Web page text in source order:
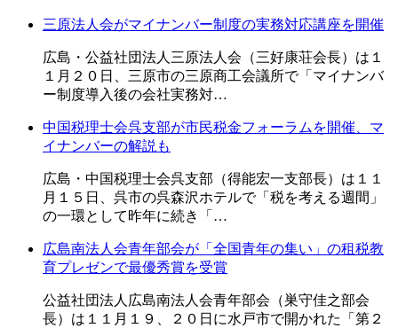
三原法人会がマイナンバー制度の実務対応講座を開催
広島・公益社団法人三原法人会（三好康荘会長）は１
１月２０日、三原市の三原商工会議所で「マイナンバ
ー制度導入後の会社実務対…
中国税理士会呉支部が市民税金フォーラムを開催、マ
イナンバーの解説も
広島・中国税理士会呉支部（得能宏一支部長）は１１
月１５日、呉市の呉森沢ホテルで「税を考える週間」
の一環として昨年に続き「…
広島南法人会青年部会が「全国青年の集い」の租税教
育プレゼンで最優秀賞を受賞
公益社団法人広島南法人会青年部会（巣守佳之部会
長）は１１月１９、２０日に水戸市で開かれた「第２